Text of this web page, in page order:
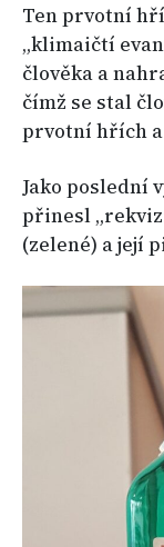
Ten prvotní
„klimaičtí
člověka a
čímž se stal
prvotní hřích
Jako poslední
přinesl
(zelené) a její